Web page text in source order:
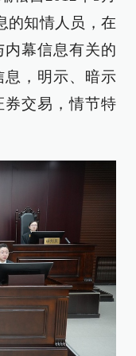
的知情人员，在
幕信息有关的
息，明示、暗示
券交易，情节特